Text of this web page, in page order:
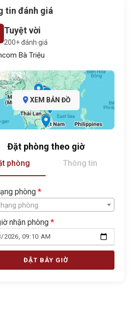
tin đánh giá
Tuyệt vời
200+ đánh giá
Bà Triệu
XEM BẢN ĐỒ
Đặt phòng theo giờ
phòng Thông tin
phòng *
phòng
nhận phòng *
ĐẶT BÂY GIỜ